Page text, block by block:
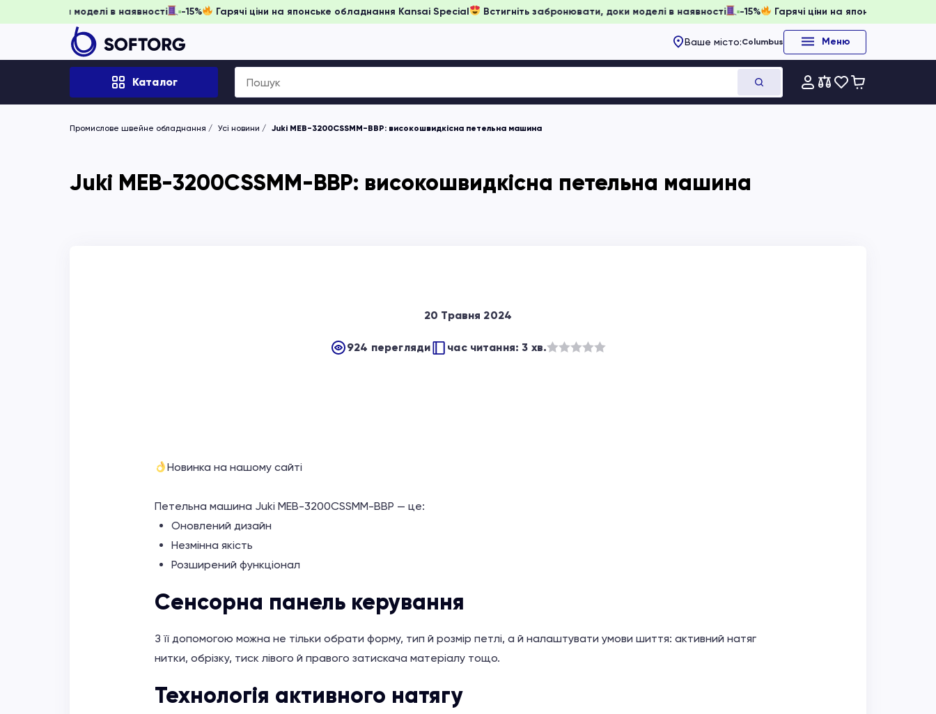
забронювати, доки моделі в наявності -15% Гарячі ціни на японське обладнання Kansai Special Встигніть забронювати, доки моделі в наявності -15% Гарячі ціни на
Ваше місто:Columbus Меню
Каталог
Search
for:
Промислове швейне обладнання Усі новини Juki MEB-3200CSSMM-BBP: високошвидкісна петельна машина
Juki MEB-3200CSSMM-BBP: високошвидкісна петельна машина
20 Травня 2024
924 перегляди час читання: 3 хв.
Новинка на нашому сайті
Петельна машина Juki MEB-3200CSSMM-BBP — це:
Оновлений дизайн
Незмінна якість
Розширений функціонал
Сенсорна панель керування
З її допомогою можна не тільки обрати форму, тип й розмір петлі, а й налаштувати умови шиття: активний натяг
нитки, обрізку, тиск лівого й правого затискача матеріалу тощо.
Технологія активного натягу